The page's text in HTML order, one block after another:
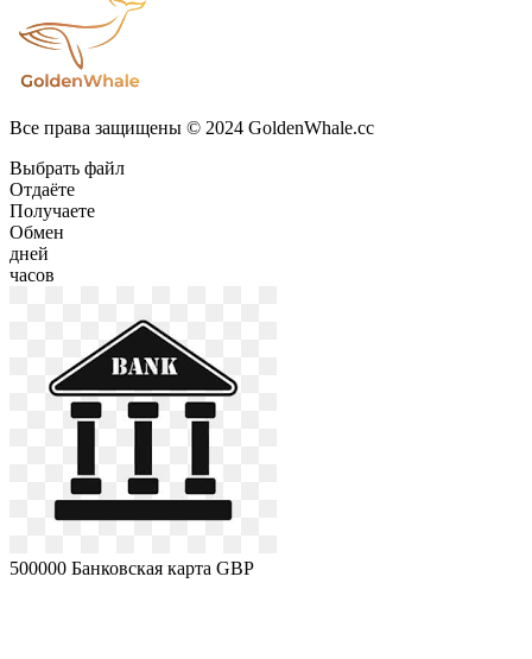
Все права защищены © 2024 GoldenWhale.cc
Выбрать файл
Отдаёте
Получаете
Обмен
дней
часов
500000 Банковская карта GBP